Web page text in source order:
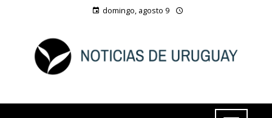
domingo, agosto 9